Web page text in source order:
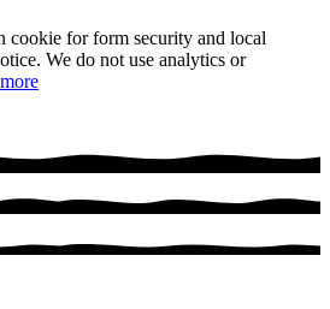
cookie for form security and local
We do not use analytics or